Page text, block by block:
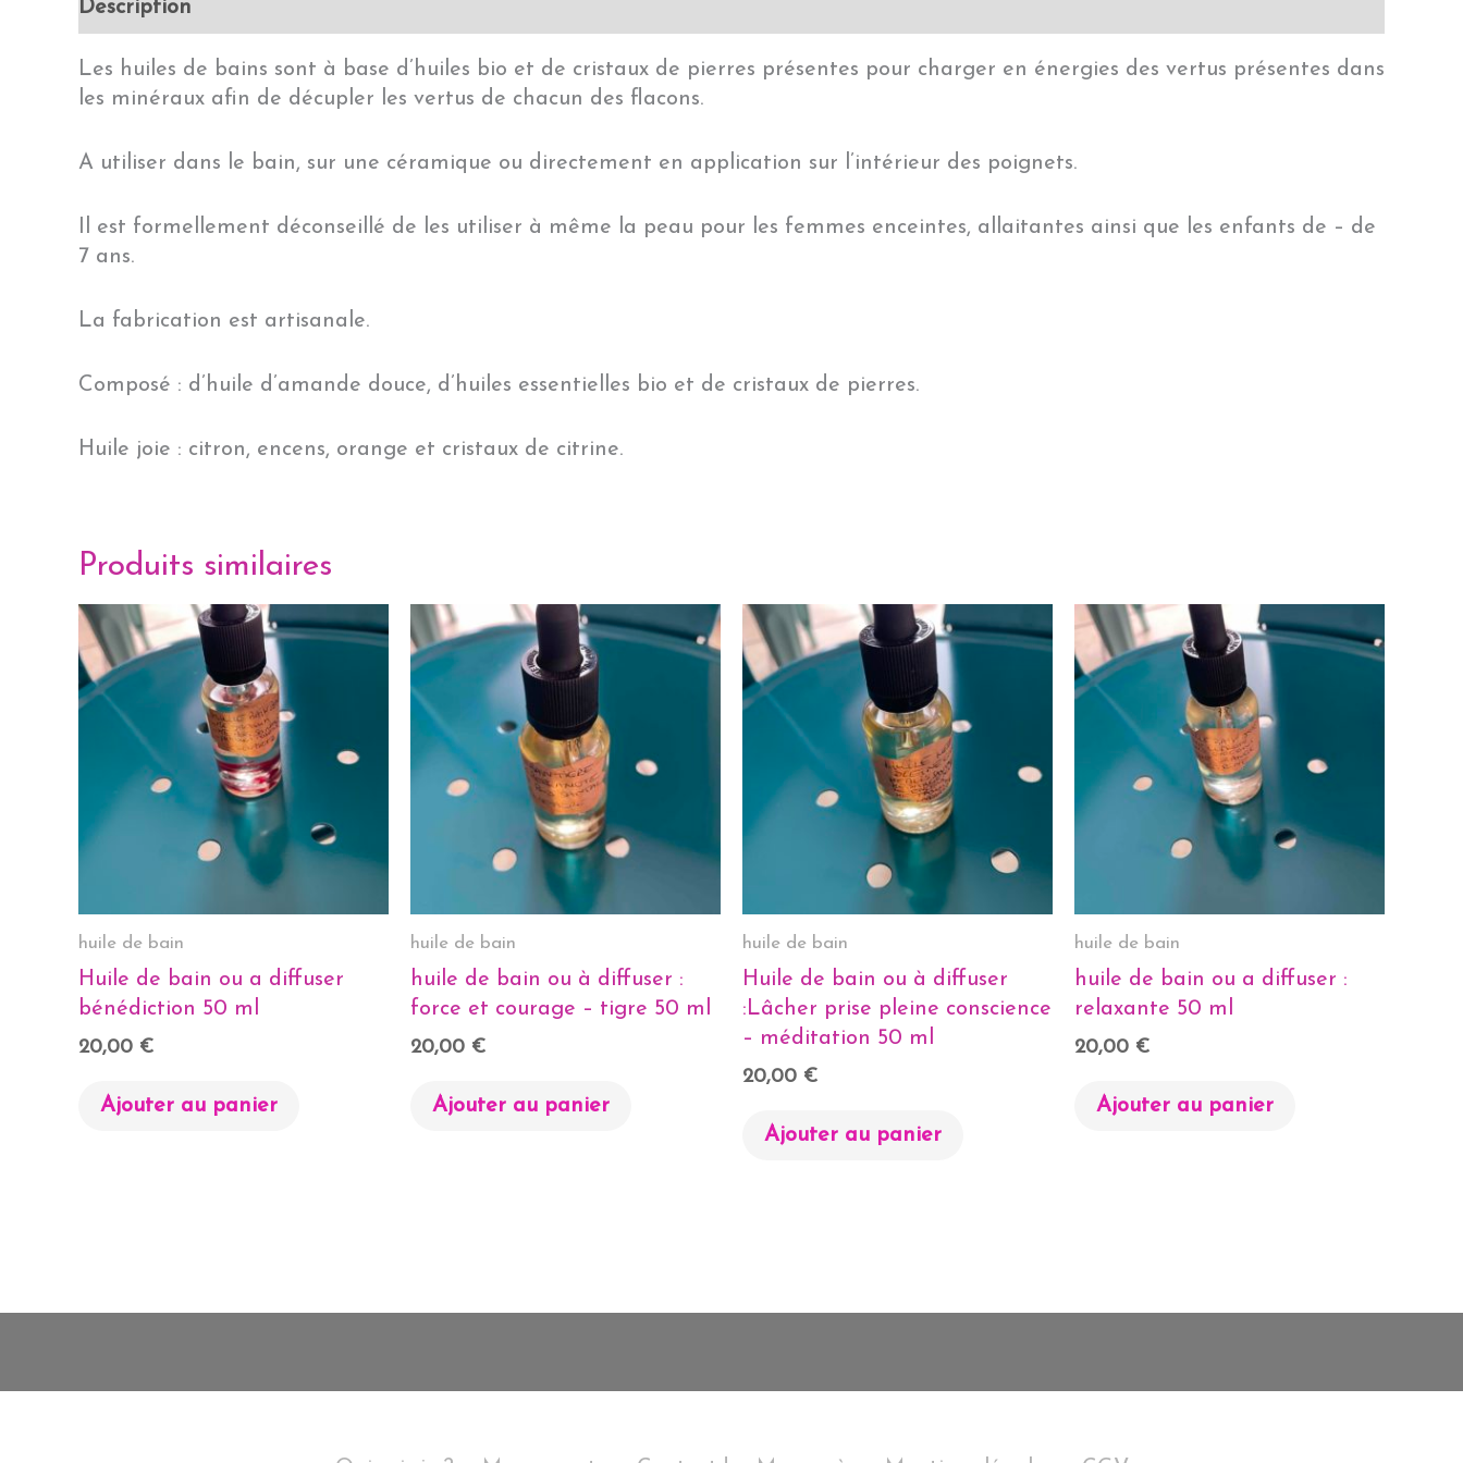
Description
Les huiles de bains sont à base d’huiles bio et de cristaux de pierres présentes pour charger en énergies des vertus présentes dans
les minéraux afin de décupler les vertus de chacun des flacons.
A utiliser dans le bain, sur une céramique ou directement en application sur l’intérieur des poignets.
Il est formellement déconseillé de les utiliser à même la peau pour les femmes enceintes, allaitantes ainsi que les enfants de – de
7 ans.
La fabrication est artisanale.
Composé : d’huile d’amande douce, d’huiles essentielles bio et de cristaux de pierres.
Huile joie : citron, encens, orange et cristaux de citrine.
Produits similaires
huile de bain
Huile de bain ou a diffuser
bénédiction 50 ml
20,00 €
Ajouter au panier
huile de bain
huile de bain ou à diffuser :
force et courage – tigre 50 ml
20,00 €
Ajouter au panier
huile de bain
Huile de bain ou à diffuser
:Lâcher prise pleine conscience
– méditation 50 ml
20,00 €
Ajouter au panier
huile de bain
huile de bain ou a diffuser :
relaxante 50 ml
20,00 €
Ajouter au panier